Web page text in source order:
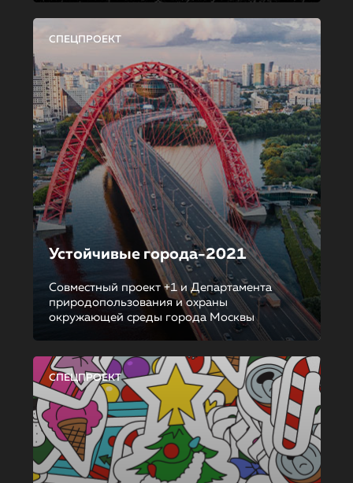
СПЕЦПРОЕКТ
Устойчивые города-2021
Совместный проект +1 и Департамента
природопользования и охраны
окружающей среды города Москвы
СПЕЦПРОЕКТ